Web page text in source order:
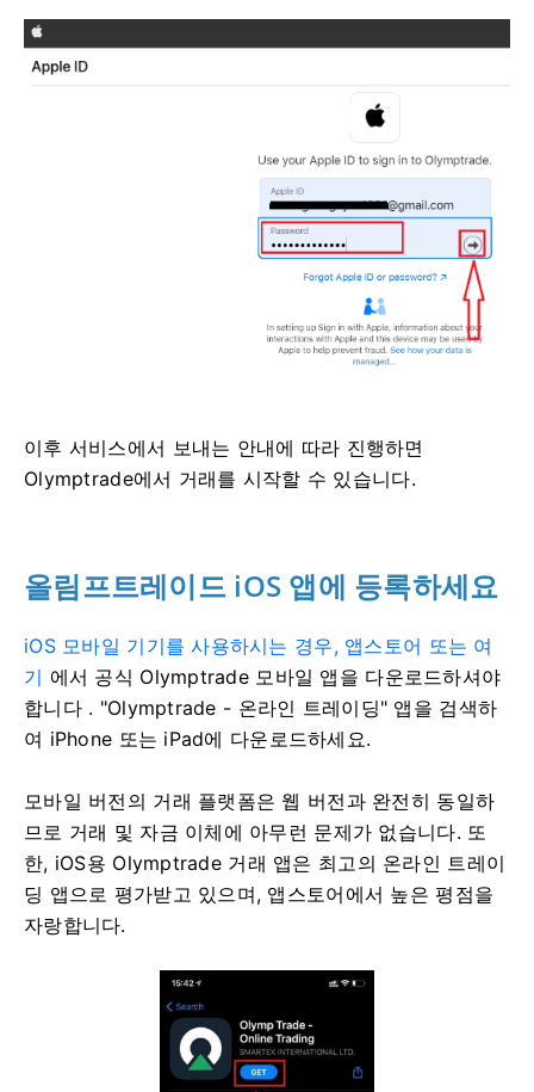
이후 서비스에서 보내는 안내에 따라 진행하면
Olymptrade에서 거래를 시작할 수 있습니다.
올림프트레이드 iOS 앱에 등록하세요
iOS 모바일 기기를 사용하시는 경우, 앱스토어 또는 여
기 에서 공식 Olymptrade 모바일 앱을 다운로드하셔야
합니다 . "Olymptrade - 온라인 트레이딩" 앱을 검색하
여 iPhone 또는 iPad에 다운로드하세요.
모바일 버전의 거래 플랫폼은 웹 버전과 완전히 동일하
므로 거래 및 자금 이체에 아무런 문제가 없습니다. 또
한, iOS용 Olymptrade 거래 앱은 최고의 온라인 트레이
딩 앱으로 평가받고 있으며, 앱스토어에서 높은 평점을
자랑합니다.